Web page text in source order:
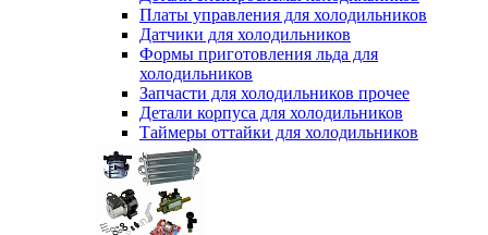
Платы управления для холодильников
Датчики для холодильников
Формы приготовления льда для
холодильников
Запчасти для холодильников прочее
Детали корпуса для холодильников
Таймеры оттайки для холодильников